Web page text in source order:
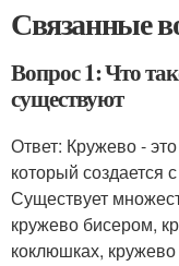
Связанные
Вопрос 1: Что
существуют
Ответ: Кружево -
который создается
Существует
кружево бисером,
коклюшках,